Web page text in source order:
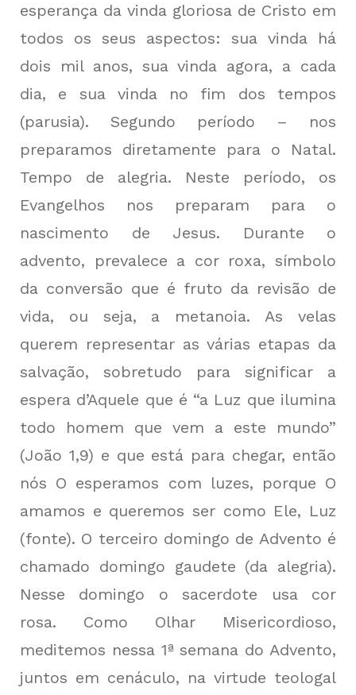
esperança da vinda gloriosa de Cristo em
todos os seus aspectos: sua vinda há
dois mil anos, sua vinda agora, a cada
dia, e sua vinda no fim dos tempos
(parusia). Segundo período – nos
preparamos diretamente para o Natal.
Tempo de alegria. Neste período, os
Evangelhos nos preparam para o
nascimento de Jesus. Durante o
advento, prevalece a cor roxa, símbolo
da conversão que é fruto da revisão de
vida, ou seja, a metanoia. As velas
querem representar as várias etapas da
salvação, sobretudo para significar a
espera d’Aquele que é “a Luz que ilumina
todo homem que vem a este mundo”
(João 1,9) e que está para chegar, então
nós O esperamos com luzes, porque O
amamos e queremos ser como Ele, Luz
(fonte). O terceiro domingo de Advento é
chamado domingo gaudete (da alegria).
Nesse domingo o sacerdote usa cor
rosa. Como Olhar Misericordioso,
meditemos nessa 1ª semana do Advento,
juntos em cenáculo, na virtude teologal